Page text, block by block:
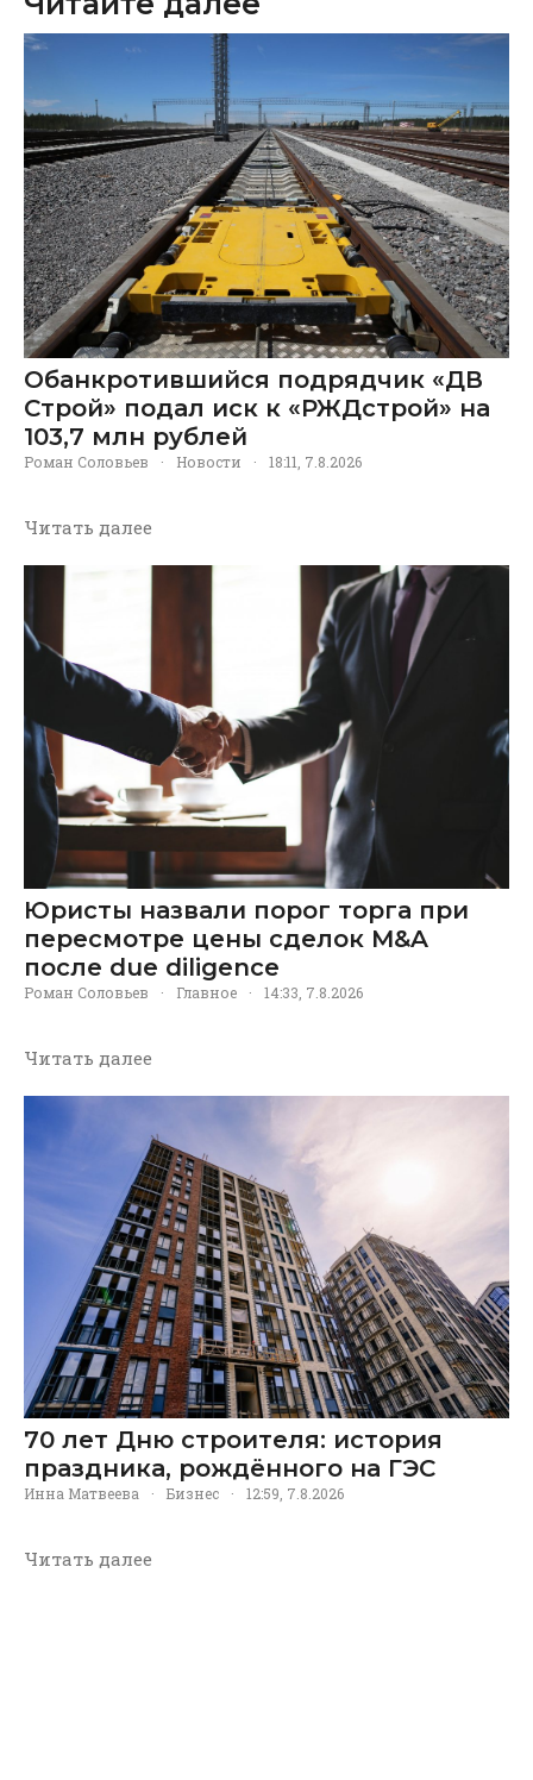
Обанкротившийся подрядчик «ДВ
Строй» подал иск к «РЖДстрой» на
103,7 млн рублей
Роман Соловьев · Новости · 18:11, 7.8.2026
Читать далее
Юристы назвали порог торга при
пересмотре цены сделок M&A
после due diligence
Роман Соловьев · Главное · 14:33, 7.8.2026
Читать далее
70 лет Дню строителя: история
праздника, рождённого на ГЭС
Инна Матвеева · Бизнес · 12:59, 7.8.2026
Читать далее